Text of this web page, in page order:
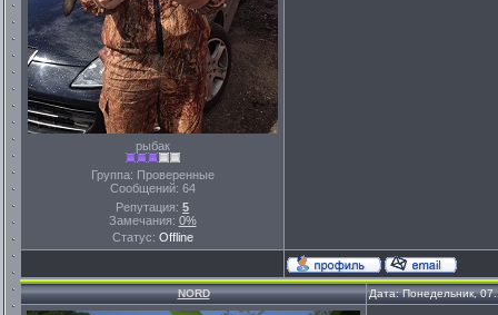
рыбак
Группа: Проверенные
Сообщений: 64
Репутация: 5
Замечания: 0%
Статус: Offline
NORD Дата: Понедельник,